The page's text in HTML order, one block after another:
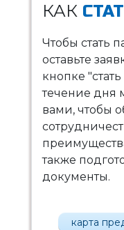
КАК
Чтобы стать
оставьте
кнопке
течение дня
вами, чтобы
также
документы.
карта